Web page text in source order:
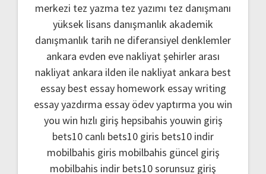
merkezi tez yazma tez yazımı tez danışmanı
yüksek lisans danışmanlık akademik
danışmanlık tarih ne diferansiyel denklemler
ankara evden eve nakliyatşehirler arası
nakliyat ankara ilden ile nakliyat ankara best
essay best essay homework essay writing
essay yazdırma essay ödev yaptırma you win
you win hızlı giriş hepsibahis youwin giriş
bets10 canlı bets10 giris bets10 indir
mobilbahis giris mobilbahis güncel giriş
mobilbahis indir bets10 sorunsuz giriş